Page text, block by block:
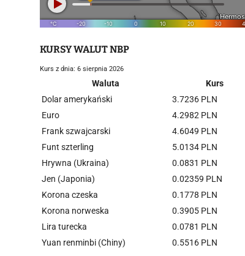
KURSY WALUT NBP
Kurs z dnia: 6 sierpnia 2026
Waluta
Kurs
Dolar amerykański
3.7236 PLN
Euro
4.2982 PLN
Frank szwajcarski
4.6049 PLN
Funt szterling
5.0134 PLN
Hrywna (Ukraina)
0.0831 PLN
Jen (Japonia)
0.02359 PLN
Korona czeska
0.1778 PLN
Korona norweska
0.3905 PLN
Lira turecka
0.0781 PLN
Yuan renminbi (Chiny)
0.5516 PLN